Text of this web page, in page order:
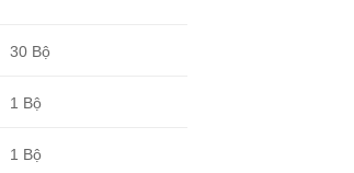
30 Bộ
1 Bộ
1 Bộ